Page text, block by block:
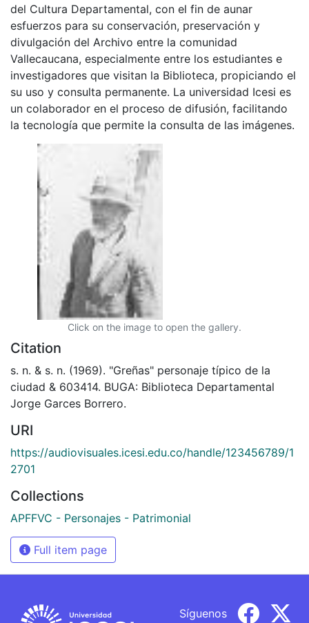
del Cultura Departamental, con el fin de aunar
esfuerzos para su conservación, preservación y
divulgación del Archivo entre la comunidad
Vallecaucana, especialmente entre los estudiantes e
investigadores que visitan la Biblioteca, propiciando el
su uso y consulta permanente. La universidad Icesi es
un colaborador en el proceso de difusión, facilitando
la tecnología que permite la consulta de las imágenes.
Click on the image to open the gallery.
Citation
s. n. & s. n. (1969). "Greñas" personaje típico de la
ciudad & 603414. BUGA: Biblioteca Departamental
Jorge Garces Borrero.
URI
https://audiovisuales.icesi.edu.co/handle/123456789/1
2701
Collections
APFFVC - Personajes - Patrimonial
Full item page
Síguenos